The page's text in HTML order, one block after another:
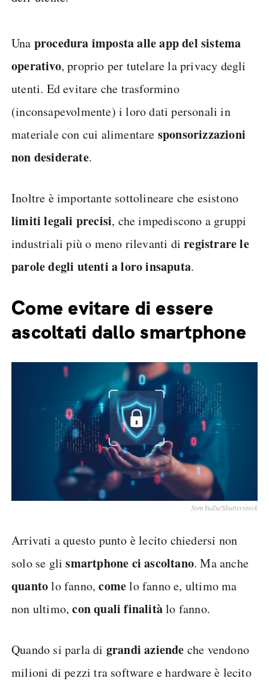
Una procedura imposta alle app del sistema
operativo, proprio per tutelare la privacy degli
utenti. Ed evitare che trasformino
(inconsapevolmente) i loro dati personali in
materiale con cui alimentare sponsorizzazioni
non desiderate.
Inoltre è importante sottolineare che esistono
limiti legali precisi, che impediscono a gruppi
industriali più o meno rilevanti diregistrare le
parole degli utenti a loro insaputa.
Come evitare di essere
ascoltati dallo smartphone
SomYuZu/Shutterstock
Arrivati a questo punto è lecito chiedersi non
solo se glismartphone ci ascoltano. Ma anche
quantolo fanno,comelo fanno e, ultimo ma
non ultimo,con quali finalitàlo fanno.
Quando si parla di grandi aziende che vendono
milioni di pezzi tra software e hardware è lecito